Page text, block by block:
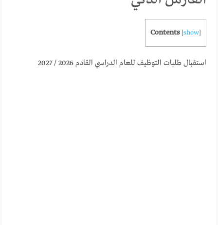
Contents [show]
استقبال طلبات التوظيف للعام الدراسي القادم 2026 / 2027